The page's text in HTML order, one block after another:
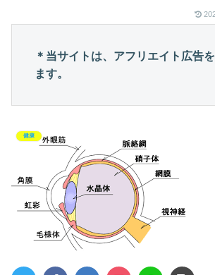
＊当サイトは、アフリエイト広告
ます。
健康